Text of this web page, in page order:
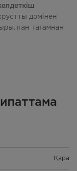
дәмінен
тағамнан
Қара